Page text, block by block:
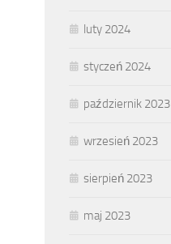
luty 2024
styczeń 2024
październik 2023
wrzesień 2023
sierpień 2023
maj 2023